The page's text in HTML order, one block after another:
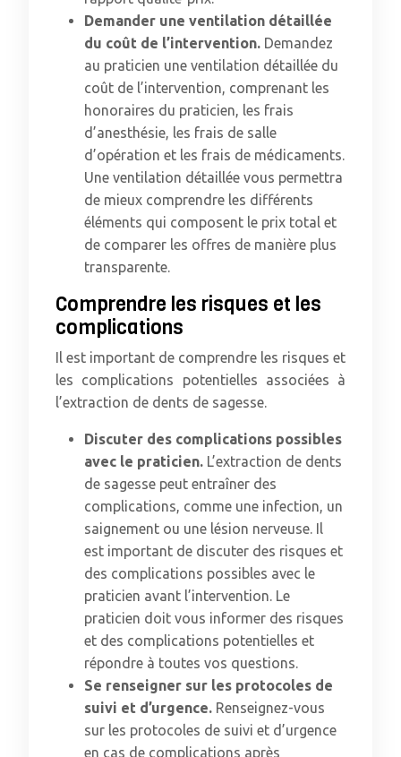
Demander une ventilation détaillée
du coût de l’intervention. Demandez
au praticien une ventilation détaillée du
coût de l’intervention, comprenant les
honoraires du praticien, les frais
d’anesthésie, les frais de salle
d’opération et les frais de médicaments.
Une ventilation détaillée vous permettra
de mieux comprendre les différents
éléments qui composent le prix total et
de comparer les offres de manière plus
transparente.
Comprendre les risques et les
complications
Il est important de comprendre les risques et
les complications potentielles associées à
l’extraction de dents de sagesse.
Discuter des complications possibles
avec le praticien. L’extraction de dents
de sagesse peut entraîner des
complications, comme une infection, un
saignement ou une lésion nerveuse. Il
est important de discuter des risques et
des complications possibles avec le
praticien avant l’intervention. Le
praticien doit vous informer des risques
et des complications potentielles et
répondre à toutes vos questions.
Se renseigner sur les protocoles de
suivi et d’urgence. Renseignez-vous
sur les protocoles de suivi et d’urgence
en cas de complications après